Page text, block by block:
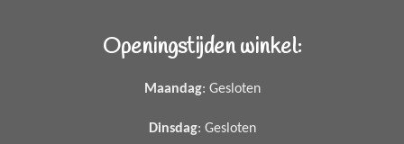
Openingstijden winkel:
Maandag: Gesloten
Dinsdag: Gesloten